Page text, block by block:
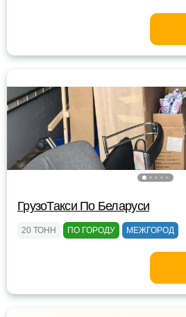
ГрузоТакси По Беларуси
20 ТОНН ПО ГОРОДУ МЕЖГОРОД